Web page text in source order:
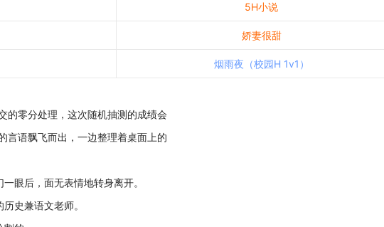
5H小说
娇妻很甜
烟雨夜（校园H 1v1）
零分处理，这次随机抽测的成绩会
言语飘飞而出，一边整理着桌面上的
后，面无表情地转身离开。
史兼语文老师。